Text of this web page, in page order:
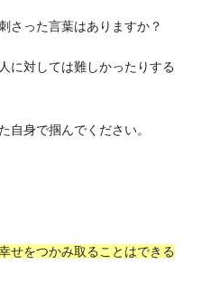
さった言葉はありますか？
に対しては難しかったりする
自身で掴んでください。
せをつかみ取ることはできる